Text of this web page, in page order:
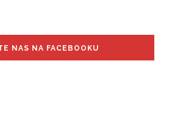
NAS NA FACEBOOKU